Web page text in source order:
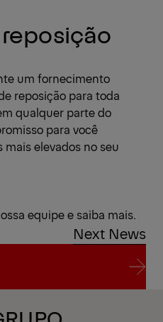
um fornecimento
reposição para toda
qualquer parte do
para você
elevados no seu
equipe e saiba mais.
Next News